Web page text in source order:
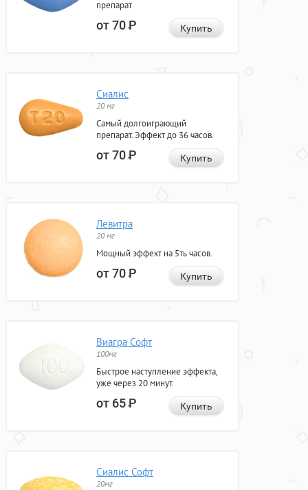
препарат
от 70Р Купить
Сиалис
20 мг
Самый долгоиграющий
препарат. Эффект до 36 часов.
от 70Р Купить
Левитра
20 мг
Мощный эффект на 5ть часов.
от 70Р Купить
Виагра Софт
100мг
Быстрое наступление эффекта,
уже через 20 минут.
от 65Р Купить
Сиалис Софт
20мг